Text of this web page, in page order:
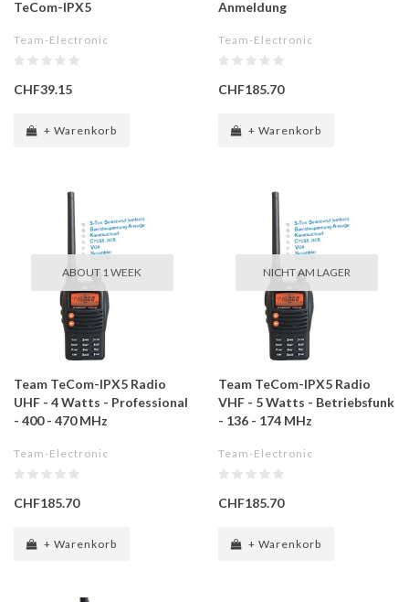
TeCom-IPX5
Team-Electronic
CHF39.15
+ Warenkorb
Anmeldung
Team-Electronic
CHF185.70
+ Warenkorb
ABOUT 1 WEEK
Team TeCom-IPX5 Radio
UHF - 4 Watts - Professional
- 400 - 470 MHz
Team-Electronic
CHF185.70
+ Warenkorb
NICHT AM LAGER
Team TeCom-IPX5 Radio
VHF - 5 Watts - Betriebsfunk
- 136 - 174 MHz
Team-Electronic
CHF185.70
+ Warenkorb